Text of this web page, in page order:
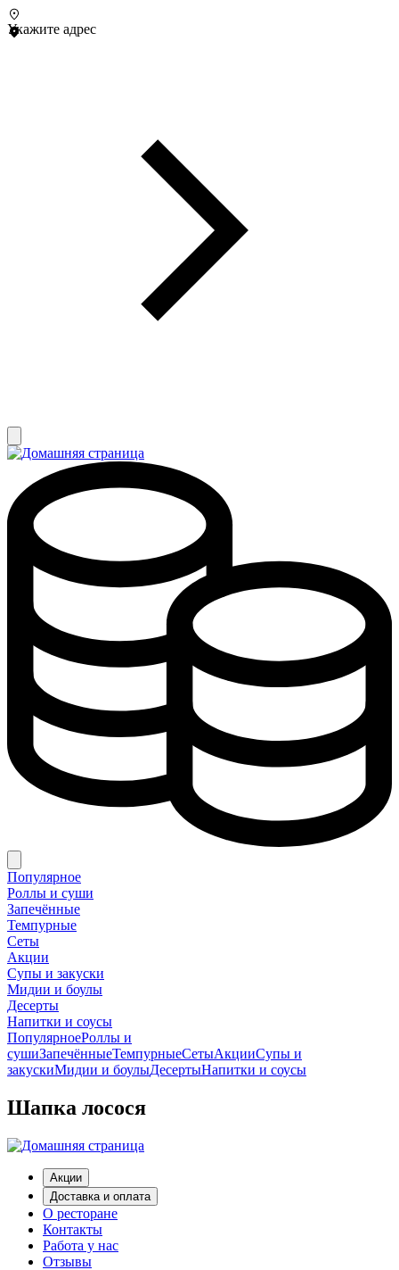
Укажите адрес
Популярное
Роллы и суши
Запечённые
Темпурные
Сеты
Акции
Супы и закуски
Мидии и боулы
Десерты
Напитки и соусы
ПопулярноеРоллы и
сушиЗапечённыеТемпурныеСетыАкцииСупы и
закускиМидии и боулыДесертыНапитки и соусы
Шапка лосося
Акции
Доставка и оплата
О ресторане
Контакты
Работа у нас
Отзывы